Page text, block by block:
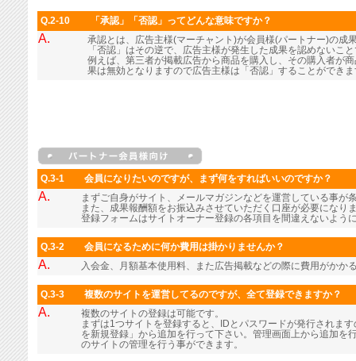
Q.2-10 「承認」「否認」ってどんな意味ですか？
A.
承認とは、広告主様(マーチャント)が会員様(パートナー)の成
「否認」はその逆で、広告主様が発生した成果を認めないこ
例えば、第三者が掲載広告から商品を購入し、その購入者が
果は無効となりますので広告主様は「否認」することができ
Q.3-1 会員になりたいのですが、まず何をすればいいのですか？
A.
まずご自身がサイト、メールマガジンなどを運営している事が
また、成果報酬額をお振込みさせていただく口座が必要になり
登録フォームはサイトオーナー登録の各項目を間違えないよう
Q.3-2 会員になるために何か費用は掛かりませんか？
A. 入会金、月額基本使用料、また広告掲載などの際に費用がかか
Q.3-3 複数のサイトを運営してるのですが、全て登録できますか？
A.
複数のサイトの登録は可能です。
まずは1つサイトを登録すると、IDとパスワードが発行されま
を新規登録」から追加を行って下さい。管理画面上から追加を
のサイトの管理を行う事ができます。